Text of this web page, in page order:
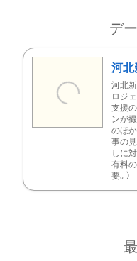
デ
河北
河北
ロジ
支援
ンが
のほ
事の
しに
有料
要。）